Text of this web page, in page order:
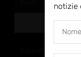
notizie